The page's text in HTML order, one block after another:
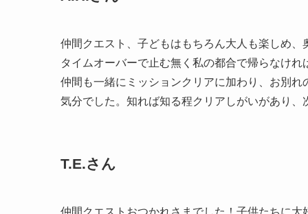
仲間クエスト、子どもはもちろん大人も楽しめ
タイムオーバーで止む無く私の都合で帰らなけ
仲間も一緒にミッションクリアに加わり、お別
気分でした。知れば知る程クリアしがいがあり
T.E.さん
仲間クエストおつかれさまでした！子供たちに